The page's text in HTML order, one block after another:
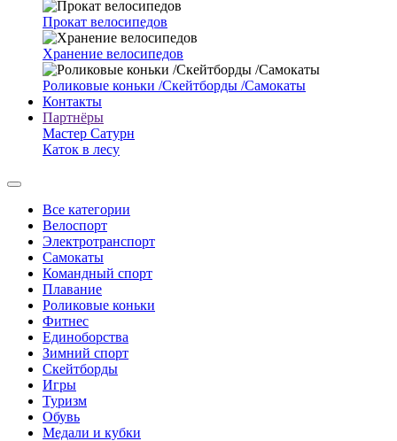
Прокат велосипедов
Хранение велосипедов
Роликовые коньки /Скейтборды /Самокаты
Контакты
Партнёры
Мастер Сатурн
Каток в лесу
Все категории
Велоспорт
Электротранспорт
Самокаты
Командный спорт
Плавание
Роликовые коньки
Фитнес
Единоборства
Зимний спорт
Скейтборды
Игры
Туризм
Обувь
Медали и кубки